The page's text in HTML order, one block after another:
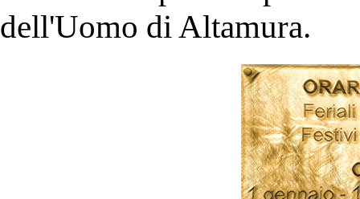
dell'Uomo di Altamura.